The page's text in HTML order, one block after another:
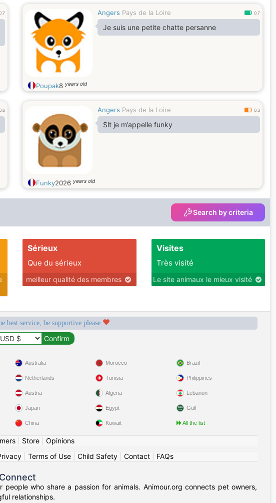
Angers Pays de la Loire 0.7
Je suis une petite chatte persanne
Poupak8 years old
Angers Pays de la Loire 0.3
Slt je m’appelle funky
Funky2026 years old
Search by criteria
Sérieux
Que du sérieux
meilleur qualité des membres
Visites
Très visité
Le site animaux le mieux visité
best service, be supportive please
Australia
Netherlands
Austria
Japan
China
Morocco
Tunisia
Algeria
Egypt
Kuwait
Brazil
Philippines
Lebanon
Gulf
All the list
| Store| Opinions
| Terms of Use| Child Safety| Contact| FAQs
who share a passion for animals. Animour.org connects pet owners,
relationships.